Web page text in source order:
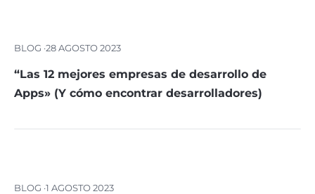
BLOG ·28 AGOSTO 2023
“Las 12 mejores empresas de desarrollo de
Apps» (Y cómo encontrar desarrolladores)
BLOG ·1 AGOSTO 2023